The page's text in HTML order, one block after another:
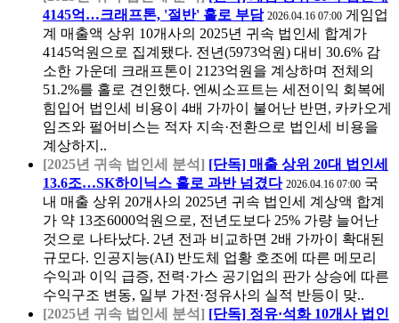
4145억…크래프톤, '절반' 홀로 부담 2026.04.16 07:00 게임업
계 매출액 상위 10개사의 2025년 귀속 법인세 합계가
4145억원으로 집계됐다. 전년(5973억원) 대비 30.6% 감
소한 가운데 크래프톤이 2123억원을 계상하며 전체의
51.2%를 홀로 견인했다. 엔씨소프트는 세전이익 회복에
힘입어 법인세 비용이 4배 가까이 불어난 반면, 카카오게
임즈와 펄어비스는 적자 지속·전환으로 법인세 비용을
계상하지..
[2025년 귀속 법인세 분석] [단독] 매출 상위 20대 법인세
13.6조…SK하이닉스 홀로 과반 넘겼다 2026.04.16 07:00 국
내 매출 상위 20개사의 2025년 귀속 법인세 계상액 합계
가 약 13조6000억원으로, 전년도보다 25% 가량 늘어난
것으로 나타났다. 2년 전과 비교하면 2배 가까이 확대된
규모다. 인공지능(AI) 반도체 업황 호조에 따른 메모리
수익과 이익 급증, 전력·가스 공기업의 판가 상승에 따른
수익구조 변동, 일부 가전·정유사의 실적 반등이 맞..
[2025년 귀속 법인세 분석] [단독] 정유·석화 10개사 법인